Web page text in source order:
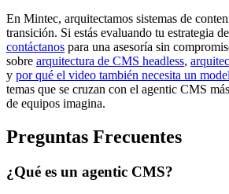
En Mintec, arquitectamos sistemas de
transición. Si estás evaluando tu estrategia
contáctanos para una asesoría sin
sobre arquitectura de CMS headless,
y por qué el video también necesita un
temas que se cruzan con el agentic CMS
de equipos imagina.
Preguntas Frecuentes
¿Qué es un agentic CMS?